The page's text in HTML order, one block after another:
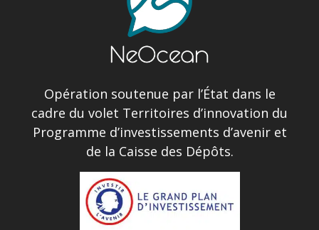
Opération soutenue par l’État dans le
cadre du volet Territoires d’innovation du
Programme d’investissements d’avenir et
de la Caisse des Dépôts.